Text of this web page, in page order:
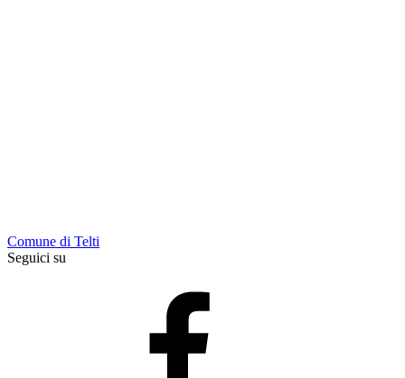
Comune di Telti
Seguici su